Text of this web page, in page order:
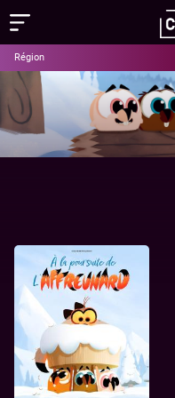
Ciné-Resto & Bar
Films
Showing in English
Programme
Actus
FAQ & Offres
Aide / FAQ
Offres
Contact
À propos
Région